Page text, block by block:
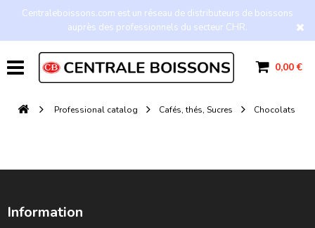
Centraleboissons.com est un réseau de distributeurs de boissons
auprès des professionnels du secteur CHR.
0,00 €
Professional catalog Cafés, thés, Sucres Chocolats
Information